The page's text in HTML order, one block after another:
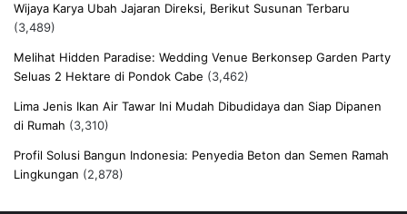
Wijaya Karya Ubah Jajaran Direksi, Berikut Susunan Terbaru
(3,489)
Melihat Hidden Paradise: Wedding Venue Berkonsep Garden Party
Seluas 2 Hektare di Pondok Cabe (3,462)
Lima Jenis Ikan Air Tawar Ini Mudah Dibudidaya dan Siap Dipanen
di Rumah (3,310)
Profil Solusi Bangun Indonesia: Penyedia Beton dan Semen Ramah
Lingkungan (2,878)